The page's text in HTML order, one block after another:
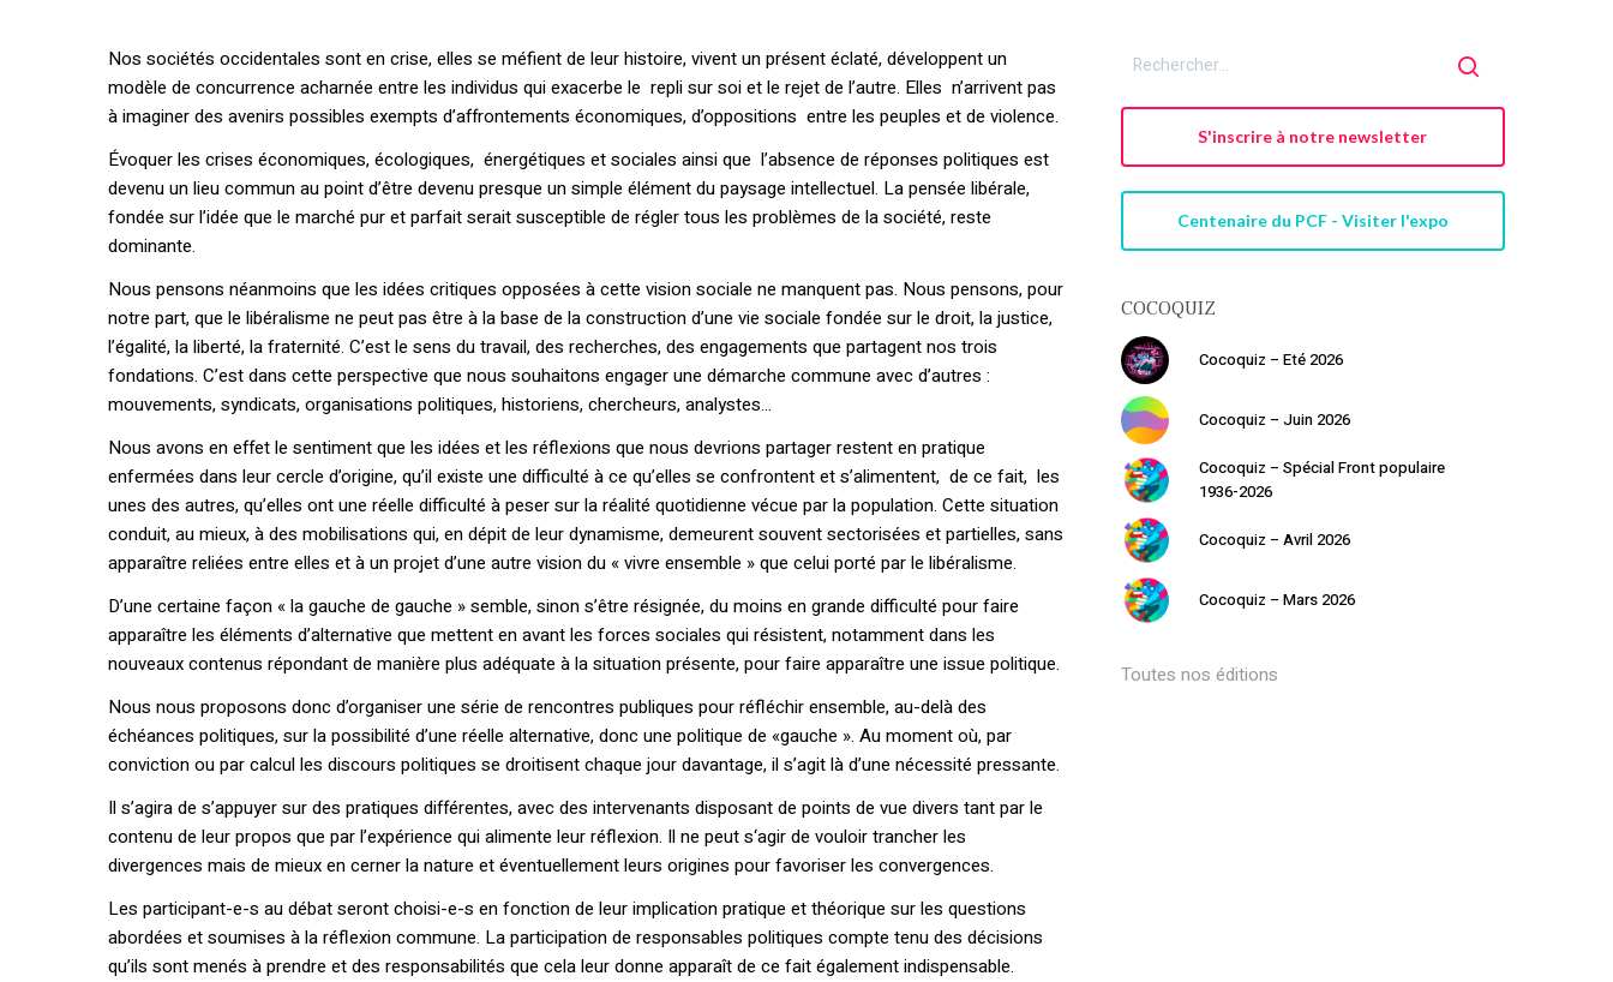
Nos sociétés occidentales sont en crise, elles se méfient de leur histoire, vivent un présent éclaté, développent un
modèle de concurrence acharnée entre les individus qui exacerbe le repli sur soi et le rejet de l’autre. Elles n’arrivent pas
à imaginer des avenirs possibles exempts d’affrontements économiques, d’oppositions entre les peuples et de violence.
Évoquer les crises économiques, écologiques, énergétiques et sociales ainsi que l’absence de réponses politiques est
devenu un lieu commun au point d’être devenu presque un simple élément du paysage intellectuel. La pensée libérale,
fondée sur l’idée que le marché pur et parfait serait susceptible de régler tous les problèmes de la société, reste
dominante.
Nous pensons néanmoins que les idées critiques opposées à cette vision sociale ne manquent pas. Nous pensons, pour
notre part, que le libéralisme ne peut pas être à la base de la construction d’une vie sociale fondée sur le droit, la justice,
l’égalité, la liberté, la fraternité. C’est le sens du travail, des recherches, des engagements que partagent nos trois
fondations. C’est dans cette perspective que nous souhaitons engager une démarche commune avec d’autres :
mouvements, syndicats, organisations politiques, historiens, chercheurs, analystes…
Nous avons en effet le sentiment que les idées et les réflexions que nous devrions partager restent en pratique
enfermées dans leur cercle d’origine, qu’il existe une difficulté à ce qu’elles se confrontent et s’alimentent, de ce fait, les
unes des autres, qu’elles ont une réelle difficulté à peser sur la réalité quotidienne vécue par la population. Cette situation
conduit, au mieux, à des mobilisations qui, en dépit de leur dynamisme, demeurent souvent sectorisées et partielles, sans
apparaître reliées entre elles et à un projet d’une autre vision du « vivre ensemble » que celui porté par le libéralisme.
D’une certaine façon « la gauche de gauche » semble, sinon s’être résignée, du moins en grande difficulté pour faire
apparaître les éléments d’alternative que mettent en avant les forces sociales qui résistent, notamment dans les
nouveaux contenus répondant de manière plus adéquate à la situation présente, pour faire apparaître une issue politique.
Nous nous proposons donc d’organiser une série de rencontres publiques pour réfléchir ensemble, au-delà des
échéances politiques, sur la possibilité d’une réelle alternative, donc une politique de «gauche ». Au moment où, par
conviction ou par calcul les discours politiques se droitisent chaque jour davantage, il s’agit là d’une nécessité pressante.
Il s’agira de s’appuyer sur des pratiques différentes, avec des intervenants disposant de points de vue divers tant par le
contenu de leur propos que par l’expérience qui alimente leur réflexion. Il ne peut s‘agir de vouloir trancher les
divergences mais de mieux en cerner la nature et éventuellement leurs origines pour favoriser les convergences.
Les participant-e-s au débat seront choisi-e-s en fonction de leur implication pratique et théorique sur les questions
abordées et soumises à la réflexion commune. La participation de responsables politiques compte tenu des décisions
qu’ils sont menés à prendre et des responsabilités que cela leur donne apparaît de ce fait également indispensable.
S'inscrire à notre newsletter
Centenaire du PCF - Visiter l'expo
COCOQUIZ
Cocoquiz – Eté 2026
Cocoquiz – Juin 2026
Cocoquiz – Spécial Front populaire
1936-2026
Cocoquiz – Avril 2026
Cocoquiz – Mars 2026
Toutes nos éditions